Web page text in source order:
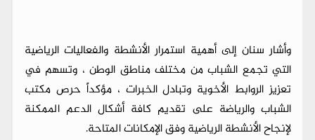
وأشار سنان إلى أهمية استمرار الأنشطة والفعاليات الرياضية
التي تجمع الشباب من مختلف مناطق الوطن ، وتسهم في
تعزيز الروابط الأخوية وتبادل الخبرات ، مؤكداً حرص مكتب
الشباب والرياضة على تقديم كافة أشكال الدعم الممكنة
لإنجاح الأنشطة الرياضية وفق الإمكانات المتاحة.